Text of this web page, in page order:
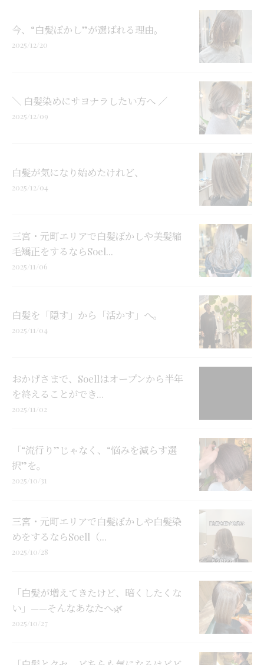
今、“白髪ぼかし”が選ばれる理由。
2025/12/20
＼ 白髪染めにサヨナラしたい方へ ／
2025/12/09
白髪が気になり始めたけれど、
2025/12/04
三宮・元町エリアで白髪ぼかしや美髪縮
毛矯正をするならSoel...
2025/11/06
白髪を「隠す」から「活かす」へ。
2025/11/04
おかげさまで、Soellはオープンから半年
を終えることができ...
2025/11/02
「“流行り”じゃなく、“悩みを減らす選
択”を。
2025/10/31
三宮・元町エリアで白髪ぼかしや白髪染
めをするならSoell（...
2025/10/28
「白髪が増えてきたけど、暗くしたくな
い」——そんなあなたへ🌿
2025/10/27